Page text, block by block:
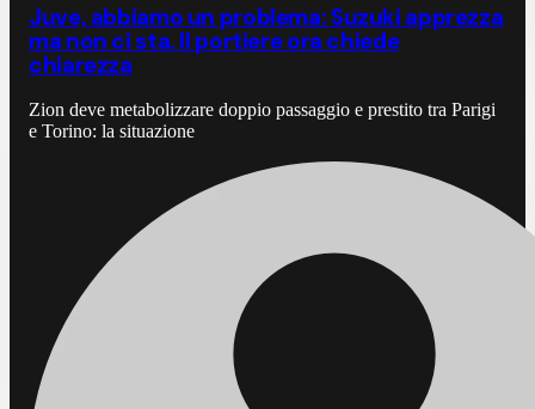
Juve, abbiamo un problema: Suzuki apprezza
ma non ci sta. Il portiere ora chiede
chiarezza
Zion deve metabolizzare doppio passaggio e prestito tra Parigi
e Torino: la situazione